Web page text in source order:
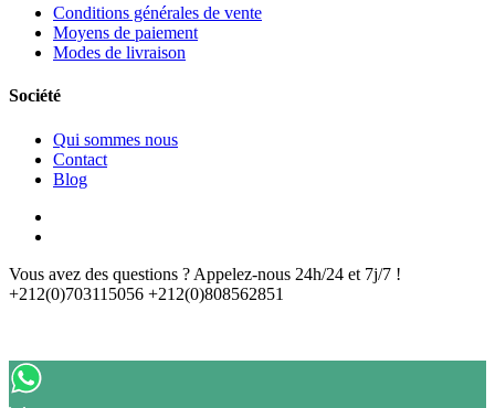
Conditions générales de vente
Moyens de paiement
Modes de livraison
Société
Qui sommes nous
Contact
Blog
Vous avez des questions ? Appelez-nous 24h/24 et 7j/7 !
+212(0)703115056 +212(0)808562851